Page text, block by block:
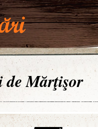
Mărţişor